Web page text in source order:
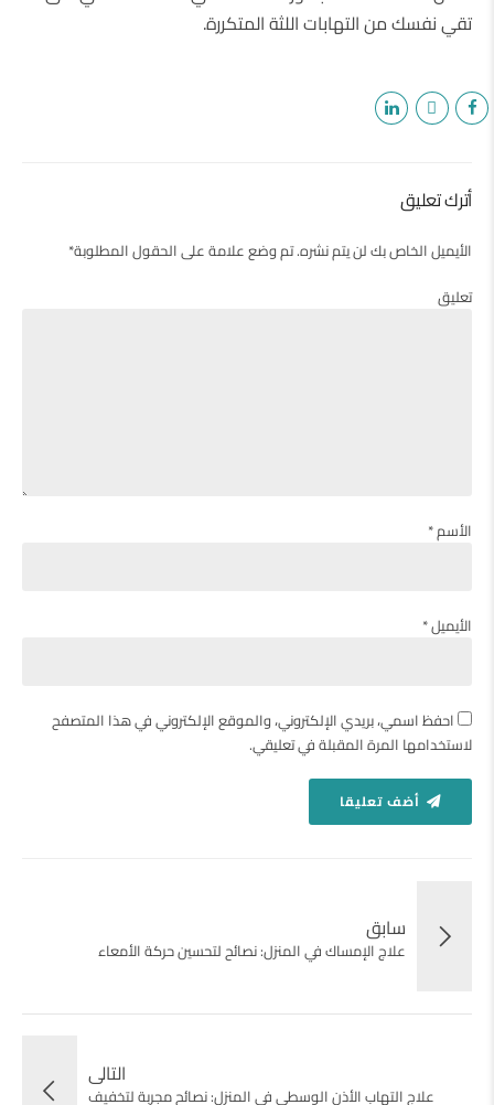
تقي نفسك من التهابات اللثة المتكررة.
أترك تعليق
الأيميل الخاص بك لن يتم نشره. تم وضع علامة على الحقول المطلوبة*
تعليق
الأسم *
الأيميل *
احفظ اسمي، بريدي الإلكتروني، والموقع الإلكتروني في هذا المتصفح
لاستخدامها المرة المقبلة في تعليقي.
أضف تعليقا
سابق
علاج الإمساك في المنزل: نصائح لتحسين حركة الأمعاء
التالى
علاج التهاب الأذن الوسطى في المنزل: نصائح مجربة لتخفيف